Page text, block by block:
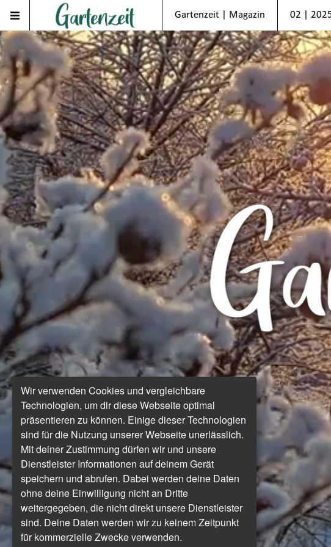
Gartenzeit | Magazin 02 |
Wir verwenden Cookies und vergleichbare
Technologien, um dir diese Webseite optimal
präsentieren zu können. Einige dieser Technologien
sind für die Nutzung unserer Webseite unerlässlich.
Mit deiner Zustimmung dürfen wir und unsere
Dienstleister Informationen auf deinem Gerät
speichern und abrufen. Dabei werden deine Daten
ohne deine Einwilligung nicht an Dritte
weitergegeben, die nicht direkt unsere Dienstleister
sind. Deine Daten werden wir zu keinem Zeitpunkt
für kommerzielle Zwecke verwenden.